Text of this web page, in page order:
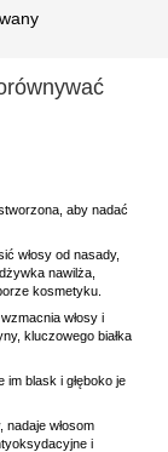
aby nadać
włosy od nasady,
nawilża,
kosmetyku.
włosy i
kluczowego białka
im blask i głęboko je
włosom
i